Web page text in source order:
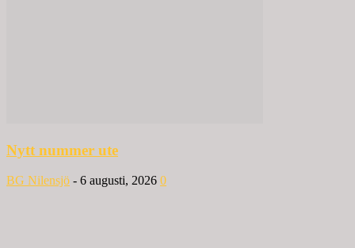
Nytt nummer ute
BG Nilensjö - 6 augusti, 2026 0